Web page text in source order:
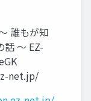
誰もが知
話 〜 EZ-
net.jp/